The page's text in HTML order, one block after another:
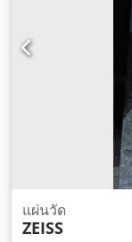
แผ่นวัด
ZEISS